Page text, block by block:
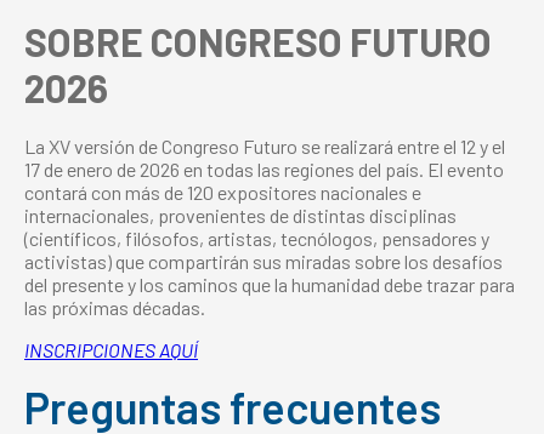
SOBRE CONGRESO FUTURO
2026
La XV versión de Congreso Futuro se realizará entre el 12 y el
17 de enero de 2026 en todas las regiones del país. El evento
contará con más de 120 expositores nacionales e
internacionales, provenientes de distintas disciplinas
(científicos, filósofos, artistas, tecnólogos, pensadores y
activistas) que compartirán sus miradas sobre los desafíos
del presente y los caminos que la humanidad debe trazar para
las próximas décadas.
INSCRIPCIONES AQUÍ
Preguntas frecuentes